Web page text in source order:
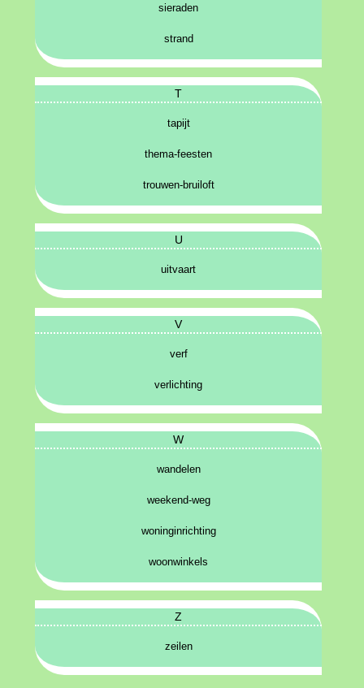
sieraden
strand
T
tapijt
thema-feesten
trouwen-bruiloft
U
uitvaart
V
verf
verlichting
W
wandelen
weekend-weg
woninginrichting
woonwinkels
Z
zeilen